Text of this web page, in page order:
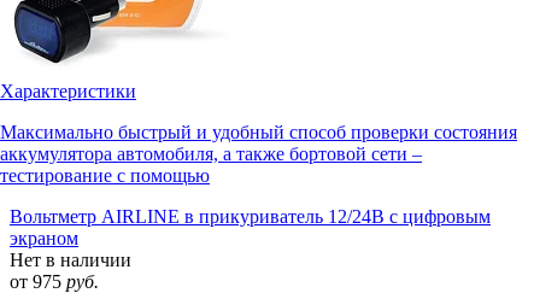
Характеристики
Максимально быстрый и удобный способ проверки состояния
аккумулятора автомобиля, а также бортовой сети –
тестирование с помощью
Вольтметр AIRLINE в прикуриватель 12/24В с цифровым
экраном
Нет в наличии
от 975 руб.